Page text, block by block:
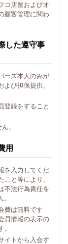
コ店舗およびオ
顧客管理に関わ
した遵守事
ーズ本人のみが
び担保提供、
登録をすること
。
用
を入力してくだ
と等により、
不法行為責任を
費は無料です
員情報の表示の
イトから入会す